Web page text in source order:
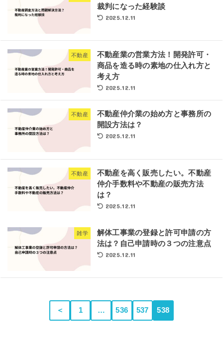
裁判になった経験談
2025.12.11
不動産
不動産業の営業方法！開発許可・
商品を造る時の素地の仕入れ方と
考え方
2025.12.11
不動産
不動産仲介業の始め方と事務所の
開設方法は？
2025.12.11
不動産
不動産を高く販売したい。不動産
仲介手数料や不動産の販売方法
は？
2025.12.11
雑学
解体工事業の登録と許可申請の方
法は？自己申請時の３つの注意点
2025.12.11
＜ 1 … 536 537 538